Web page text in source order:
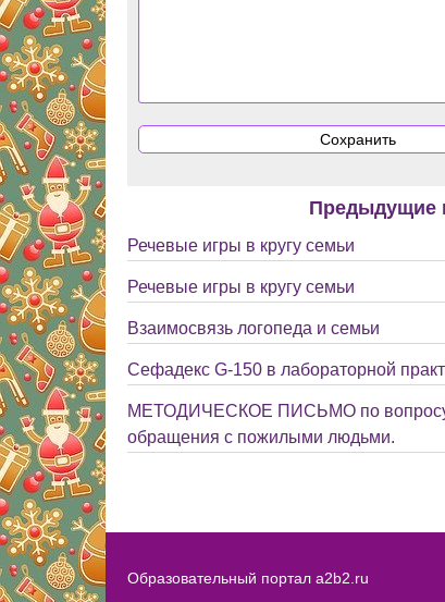
Предыдущие
Речевые игры в кругу семьи
Речевые игры в кругу семьи
Взаимосвязь логопеда и семьи
Сефадекс G-150 в лабораторной
МЕТОДИЧЕСКОЕ ПИСЬМО по вопросу
обращения с пожилыми людьми.
Образовательный портал a2b2.ru